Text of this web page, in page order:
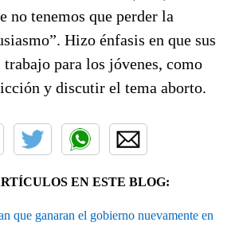
no tenemos que perder la
Hizo énfasis en que sus
trabajo para los jóvenes, como
y discutir el tema aborto.
EN ESTE BLOG:
que ganaran el gobierno nuevamente en